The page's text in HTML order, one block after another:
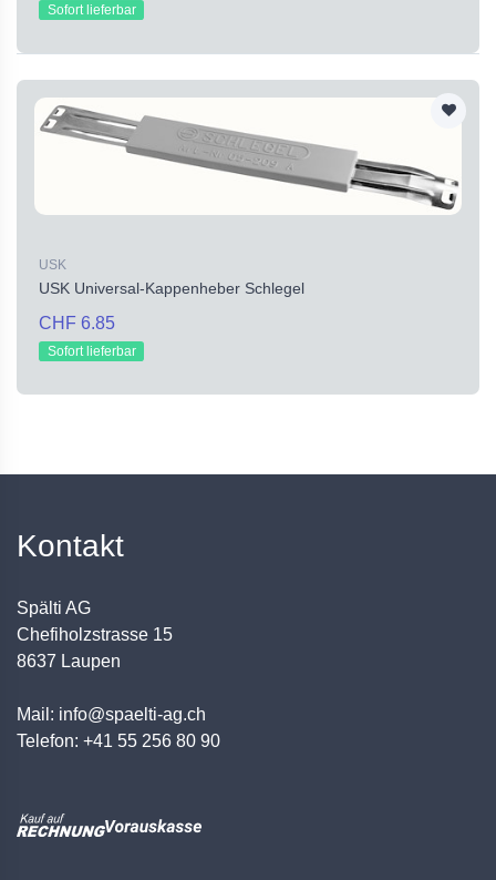
Sofort lieferbar
USK
USK Universal-Kappenheber Schlegel
CHF 6.85
Sofort lieferbar
Kontakt
Spälti AG
Chefiholzstrasse 15
8637 Laupen
Mail: info@spaelti-ag.ch
Telefon: +41 55 256 80 90